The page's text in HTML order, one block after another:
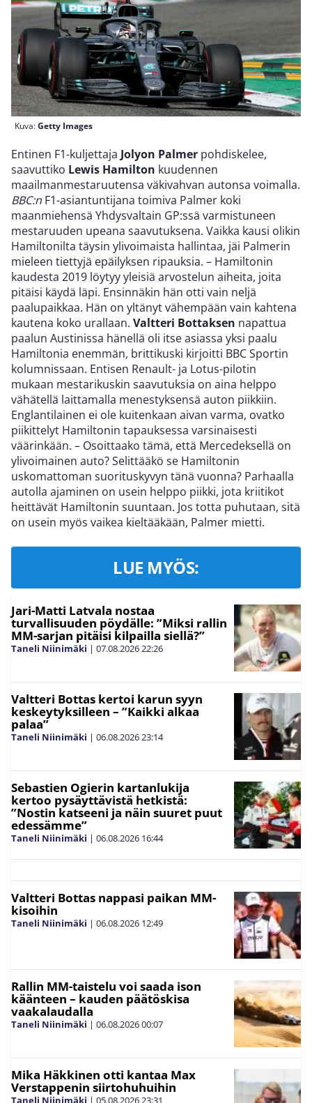
Kuva:Getty Images
Entinen F1-kuljettaja Jolyon Palmer pohdiskelee,
saavuttiko Lewis Hamilton kuudennen
maailmanmestaruutensa väkivahvan autonsa voimalla.
BBC:n F1-asiantuntijana toimiva Palmer koki
maanmiehensä Yhdysvaltain GP:ssä varmistuneen
mestaruuden upeana saavutuksena. Vaikka kausi olikin
Hamiltonilta täysin ylivoimaista hallintaa, jäi Palmerin
mieleen tiettyjä epäilyksen ripauksia. – Hamiltonin
kaudesta 2019 löytyy yleisiä arvostelun aiheita, joita
pitäisi käydä läpi. Ensinnäkin hän otti vain neljä
paalupaikkaa. Hän on yltänyt vähempään vain kahtena
kautena koko urallaan. Valtteri Bottaksen napattua
paalun Austinissa hänellä oli itse asiassa yksi paalu
Hamiltonia enemmän, brittikuski kirjoitti BBC Sportin
kolumnissaan. Entisen Renault- ja Lotus-pilotin
mukaan mestarikuskin saavutuksia on aina helppo
vähätellä laittamalla menestyksensä auton piikkiin.
Englantilainen ei ole kuitenkaan aivan varma, ovatko
piikittelyt Hamiltonin tapauksessa varsinaisesti
väärinkään. – Osoittaako tämä, että Mercedeksellä on
ylivoimainen auto? Selittääkö se Hamiltonin
uskomattoman suorituskyvyn tänä vuonna? Parhaalla
autolla ajaminen on usein helppo piikki, jota kriitikot
heittävät Hamiltonin suuntaan. Jos totta puhutaan, sitä
on usein myös vaikea kieltääkään, Palmer mietti.
LUE MYÖS:
Jari-Matti Latvala nostaa
turvallisuuden pöydälle: ”Miksi rallin
MM-sarjan pitäisi kilpailla siellä?”
Taneli Niinimäki | 07.08.202622:26
Valtteri Bottas kertoi karun syyn
keskeytyksilleen – ”Kaikki alkaa
palaa”
Taneli Niinimäki | 06.08.202623:14
Sebastien Ogierin kartanlukija
kertoo pysäyttävistä hetkistä:
”Nostin katseeni ja näin suuret puut
edessämme”
Taneli Niinimäki | 06.08.2026 16:44
Valtteri Bottas nappasi paikan MM-
kisoihin
Taneli Niinimäki | 06.08.2026 12:49
Rallin MM-taistelu voi saada ison
käänteen – kauden päätöskisa
vaakalaudalla
Taneli Niinimäki | 06.08.202600:07
Mika Häkkinen otti kantaa Max
Verstappenin siirtohuhuihin
Taneli Niinimäki | 05.08.2026 23:31